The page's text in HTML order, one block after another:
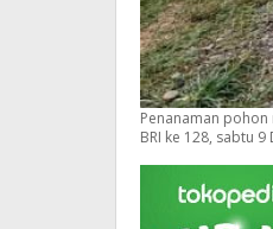
Penanaman
BRI ke 128, sabtu